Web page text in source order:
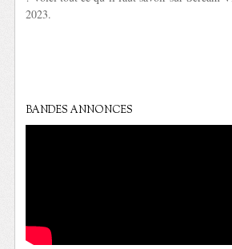
2023.
BANDES ANNONCES